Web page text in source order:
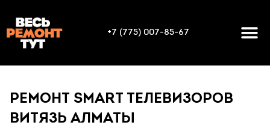
+7 (775) 007-85-67
РЕМОНТ SMART ТЕЛЕВИЗОРОВ
ВИТЯЗЬ АЛМАТЫ